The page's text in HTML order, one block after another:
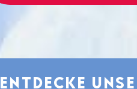
Entdecke